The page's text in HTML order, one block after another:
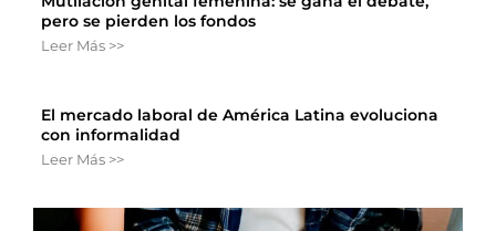
pero se pierden los fondos
Leer Más >>
El mercado laboral de América Latina evoluciona
con informalidad
Leer Más >>